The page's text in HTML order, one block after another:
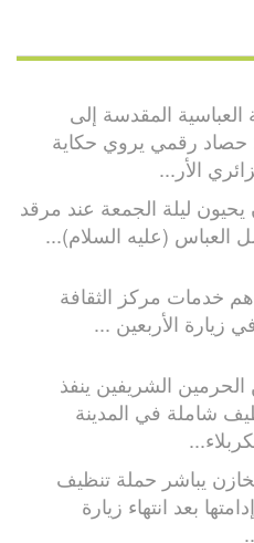
العباسية المقدسة إلى
حصاد رقمي يروي حكاية
الأر...
يحيون ليلة الجمعة عند مرقد
العباس (عليه السلام)...
خدمات مركز الثقافة
زيارة الأربعين ...
الشريفين ينفذ
شاملة في المدينة
يباشر حملة تنظيف
بعد انتهاء زيارة